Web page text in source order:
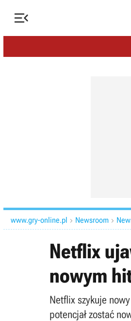

www.gry-online.pl  Newsroom 
Netflix
nowym
Netflix szykuje
potencjał zostać